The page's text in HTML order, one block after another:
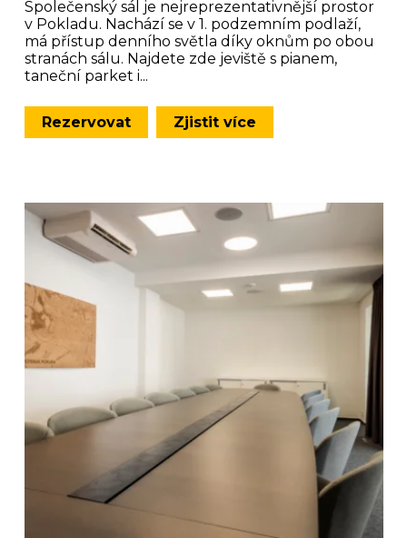
Společenský sál je nejreprezentativnější prostor
v Pokladu. Nachází se v 1. podzemním podlaží,
má přístup denního světla díky oknům po obou
stranách sálu. Najdete zde jeviště s pianem,
taneční parket i...
Rezervovat Zjistit více